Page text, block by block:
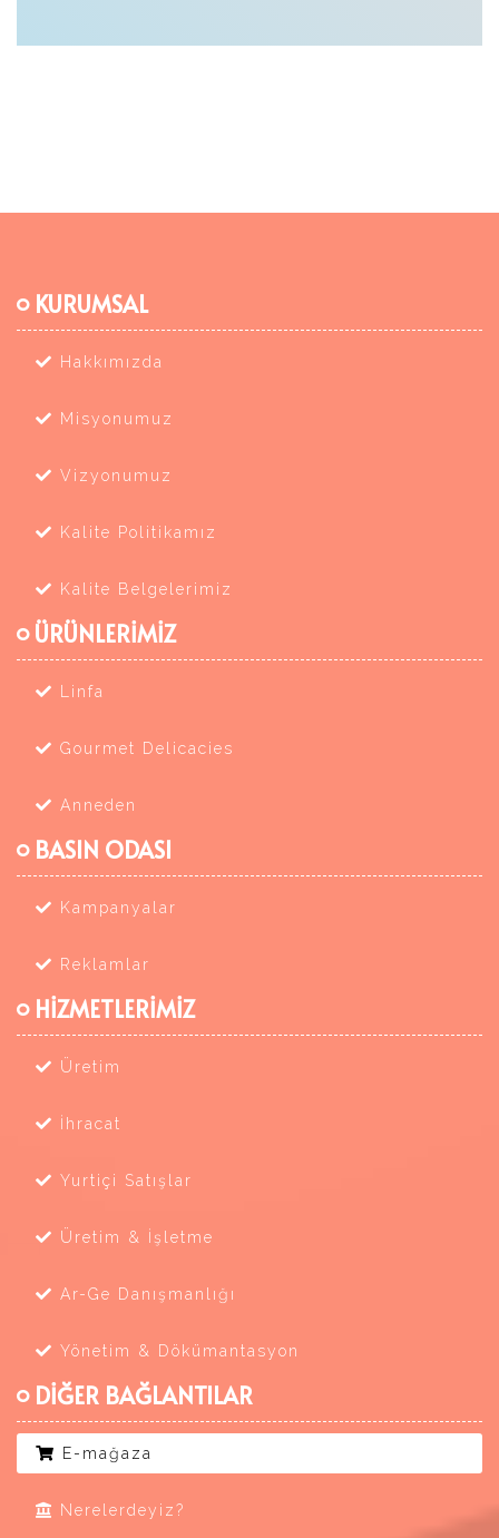
KURUMSAL
Hakkımızda
Misyonumuz
Vizyonumuz
Kalite Politikamız
Kalite Belgelerimiz
ÜRÜNLERİMİZ
Linfa
Gourmet Delicacies
Anneden
BASIN ODASI
Kampanyalar
Reklamlar
HİZMETLERİMİZ
Üretim
İhracat
Yurtiçi Satışlar
Üretim & İşletme
Ar-Ge Danışmanlığı
Yönetim & Dökümantasyon
DİĞER BAĞLANTILAR
E-mağaza
Nerelerdeyiz?